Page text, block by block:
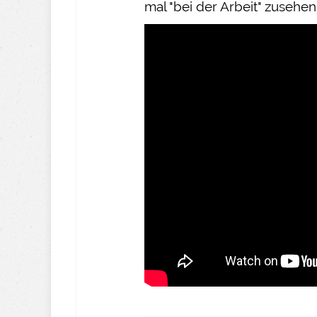
mal "bei der Arbeit"